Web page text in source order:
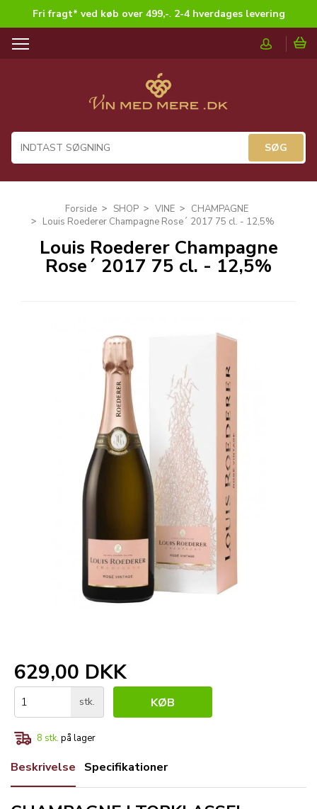
Fri fragt* ved køb over 499,-. 2-4 hverdages levering
T
a
i
Forside SHOP VINE
CHAMPAGNE
Louis Roederer Champagne Rose´ 2017 75 cl. - 12,5%
Louis Roederer Champagne
Rose´ 2017 75 cl. - 12,5%
629,00 DKK
stk. KØB
8 stk. på lager
Beskrivelse Specifikationer